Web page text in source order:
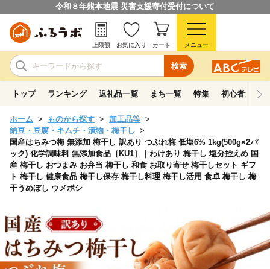
令和８年熊本地震 災害支援寄付受付について
検索
上限額 お気に入り カート メニュー
トップ ランキング 返礼品一覧 まち一覧 特集 初心者ガイド
ホーム ものから探す
加工品等
納豆・豆腐・キムチ・漬物・梅干し
国産はちみつ梅 無添加 梅干し 訳あり つぶれ梅 低塩6% 1kg(500g×2パ
ック) 化学調味料 無添加食品［KU1］｜わけあり 梅干し 塩分控えめ 国
産 梅干し おつまみ お弁当 梅干し 和食 お取り寄せ 梅干しセット ギフ
ト 梅干し 健康食品 梅干し保存 梅干し料理 梅干し活用 食卓 梅干し 梅
干うめぼし ウメボシ